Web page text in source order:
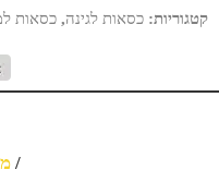
קטגוריות: כסאות לגינה, כסאות
/